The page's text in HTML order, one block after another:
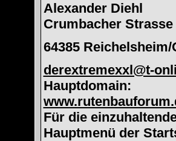
Alexander Diehl
Crumbacher Strasse
64385 Reichelsheim/
derextremexxl@t-
Hauptdomain:
Für die
Hauptmenü der